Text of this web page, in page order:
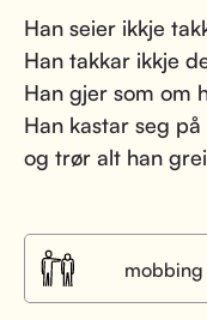
Han seier ikkje
Han takkar ikkje
Han gjer som om
Han kastar seg på
og trør alt han
mobbing